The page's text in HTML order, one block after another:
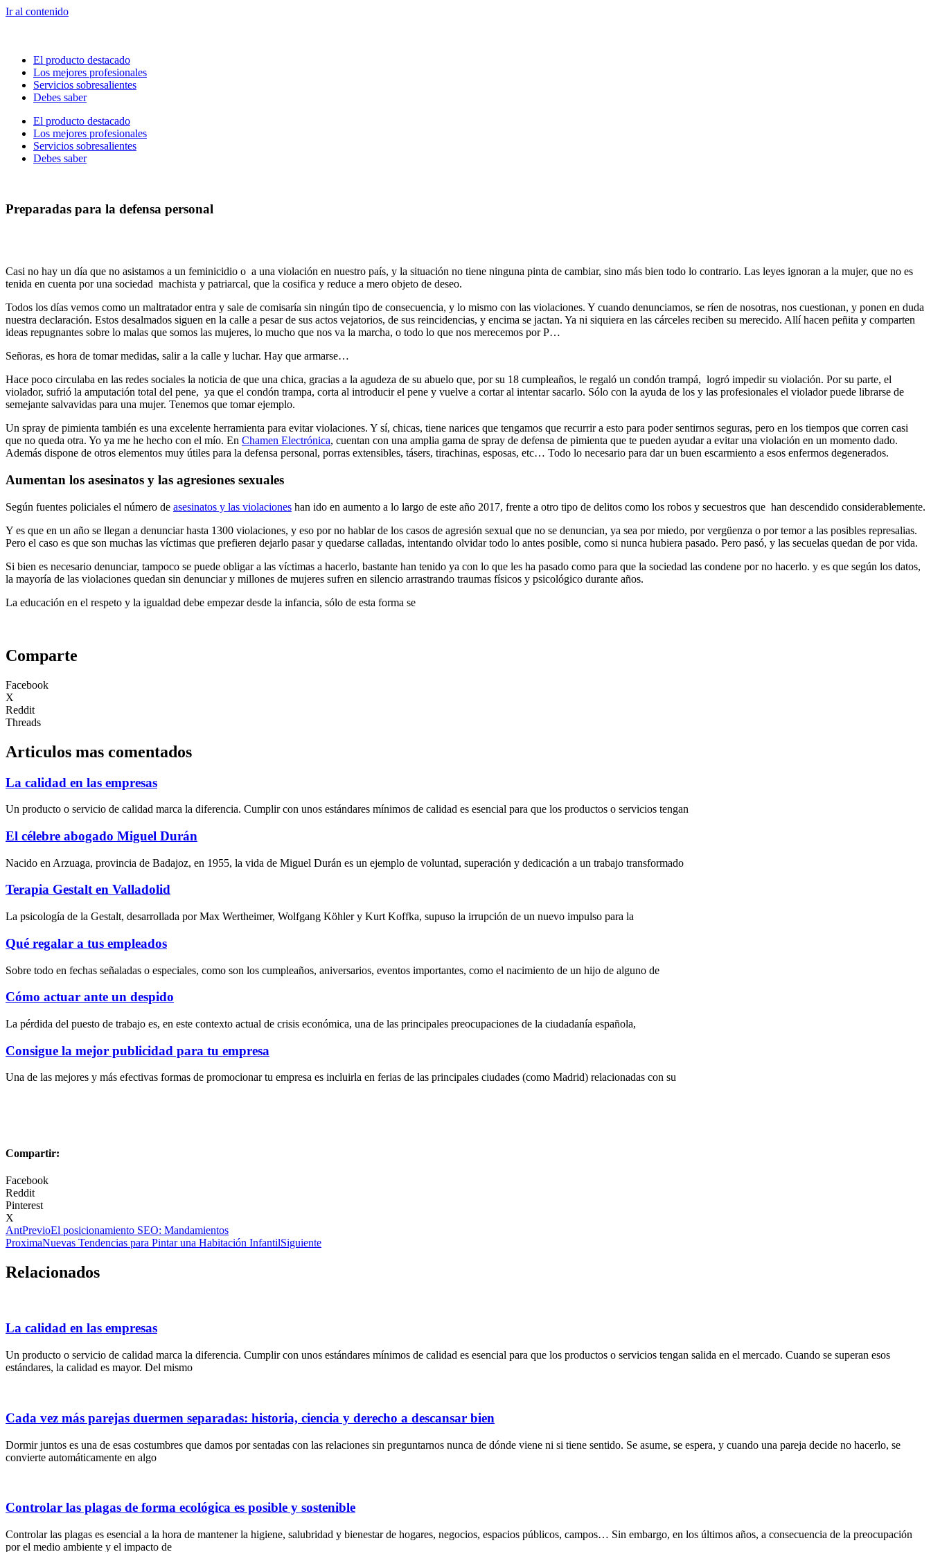
Ir al contenido
El producto destacado
Los mejores profesionales
Servicios sobresalientes
Debes saber
El producto destacado
Los mejores profesionales
Servicios sobresalientes
Debes saber
Preparadas para la defensa personal
Casi no hay un día que no asistamos a un feminicidio o a una violación en nuestro país, y la situación no tiene ninguna pinta de cambiar, sino más bien todo lo contrario. Las leyes ignoran a la mujer, que no es
tenida en cuenta por una sociedad machista y patriarcal, que la cosifica y reduce a mero objeto de deseo.
Todos los días vemos como un maltratador entra y sale de comisaría sin ningún tipo de consecuencia, y lo mismo con las violaciones. Y cuando denunciamos, se ríen de nosotras, nos cuestionan, y ponen en duda
nuestra declaración. Estos desalmados siguen en la calle a pesar de sus actos vejatorios, de sus reincidencias, y encima se jactan. Ya ni siquiera en las cárceles reciben su merecido. Allí hacen peñita y comparten
ideas repugnantes sobre lo malas que somos las mujeres, lo mucho que nos va la marcha, o todo lo que nos merecemos por P…
Señoras, es hora de tomar medidas, salir a la calle y luchar. Hay que armarse…
Hace poco circulaba en las redes sociales la noticia de que una chica, gracias a la agudeza de su abuelo que, por su 18 cumpleaños, le regaló un condón trampá, logró impedir su violación. Por su parte, el
violador, sufrió la amputación total del pene, ya que el condón trampa, corta al introducir el pene y vuelve a cortar al intentar sacarlo. Sólo con la ayuda de los y las profesionales el violador puede librarse de
semejante salvavidas para una mujer. Tenemos que tomar ejemplo.
Un spray de pimienta también es una excelente herramienta para evitar violaciones. Y sí, chicas, tiene narices que tengamos que recurrir a esto para poder sentirnos seguras, pero en los tiempos que corren casi
que no queda otra. Yo ya me he hecho con el mío. En Chamen Electrónica, cuentan con una amplia gama de spray de defensa de pimienta que te pueden ayudar a evitar una violación en un momento dado.
Además dispone de otros elementos muy útiles para la defensa personal, porras extensibles, tásers, tirachinas, esposas, etc… Todo lo necesario para dar un buen escarmiento a esos enfermos degenerados.
Aumentan los asesinatos y las agresiones sexuales
Según fuentes policiales el número de asesinatos y las violaciones han ido en aumento a lo largo de este año 2017, frente a otro tipo de delitos como los robos y secuestros que han descendido considerablemente.
Y es que en un año se llegan a denunciar hasta 1300 violaciones, y eso por no hablar de los casos de agresión sexual que no se denuncian, ya sea por miedo, por vergüenza o por temor a las posibles represalias.
Pero el caso es que son muchas las víctimas que prefieren dejarlo pasar y quedarse calladas, intentando olvidar todo lo antes posible, como si nunca hubiera pasado. Pero pasó, y las secuelas quedan de por vida.
Si bien es necesario denunciar, tampoco se puede obligar a las víctimas a hacerlo, bastante han tenido ya con lo que les ha pasado como para que la sociedad las condene por no hacerlo. y es que según los datos,
la mayoría de las violaciones quedan sin denunciar y millones de mujeres sufren en silencio arrastrando traumas físicos y psicológico durante años.
La educación en el respeto y la igualdad debe empezar desde la infancia, sólo de esta forma se
Comparte
Facebook
X
Reddit
Threads
Articulos mas comentados
La calidad en las empresas
Un producto o servicio de calidad marca la diferencia. Cumplir con unos estándares mínimos de calidad es esencial para que los productos o servicios tengan
El célebre abogado Miguel Durán
Nacido en Arzuaga, provincia de Badajoz, en 1955, la vida de Miguel Durán es un ejemplo de voluntad, superación y dedicación a un trabajo transformado
Terapia Gestalt en Valladolid
La psicología de la Gestalt, desarrollada por Max Wertheimer, Wolfgang Köhler y Kurt Koffka, supuso la irrupción de un nuevo impulso para la
Qué regalar a tus empleados
Sobre todo en fechas señaladas o especiales, como son los cumpleaños, aniversarios, eventos importantes, como el nacimiento de un hijo de alguno de
Cómo actuar ante un despido
La pérdida del puesto de trabajo es, en este contexto actual de crisis económica, una de las principales preocupaciones de la ciudadanía española,
Consigue la mejor publicidad para tu empresa
Una de las mejores y más efectivas formas de promocionar tu empresa es incluirla en ferias de las principales ciudades (como Madrid) relacionadas con su
Compartir:
Facebook
Reddit
Pinterest
X
AntPrevioEl posicionamiento SEO: Mandamientos
ProximaNuevas Tendencias para Pintar una Habitación InfantilSiguiente
Relacionados
La calidad en las empresas
Un producto o servicio de calidad marca la diferencia. Cumplir con unos estándares mínimos de calidad es esencial para que los productos o servicios tengan salida en el mercado. Cuando se superan esos
estándares, la calidad es mayor. Del mismo
Cada vez más parejas duermen separadas: historia, ciencia y derecho a descansar bien
Dormir juntos es una de esas costumbres que damos por sentadas con las relaciones sin preguntarnos nunca de dónde viene ni si tiene sentido. Se asume, se espera, y cuando una pareja decide no hacerlo, se
convierte automáticamente en algo
Controlar las plagas de forma ecológica es posible y sostenible
Controlar las plagas es esencial a la hora de mantener la higiene, salubridad y bienestar de hogares, negocios, espacios públicos, campos… Sin embargo, en los últimos años, a consecuencia de la preocupación
por el medio ambiente y el impacto de